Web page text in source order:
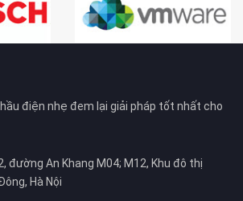
điện nhẹ đem lại giải pháp tốt nhất cho
đường An Khang M04; M12, Khu đô thị
Hà Nội